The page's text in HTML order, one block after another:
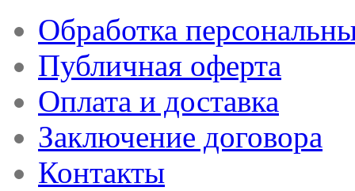
Обработка
Публичная оферта
Оплата и доставка
Заключение договора
Контакты